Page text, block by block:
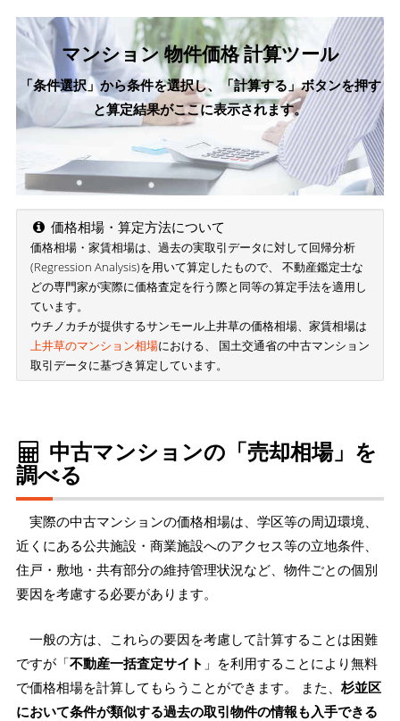
マンション 物件価格 計算ツール
「条件選択」から条件を選択し、「計算する」ボタンを押す
と算定結果がここに表示されます。
価格相場・算定方法について
価格相場・家賃相場は、過去の実取引データに対して回帰分析
(Regression Analysis)を用いて算定したもので、 不動産鑑定士な
どの専門家が実際に価格査定を行う際と同等の算定手法を適用し
ています。
ウチノカチが提供するサンモール上井草の価格相場、家賃相場は
上井草のマンション相場における、 国土交通省の中古マンション
取引データに基づき算定しています。
中古マンションの「売却相場」を
調べる
実際の中古マンションの価格相場は、学区等の周辺環境、
近くにある公共施設・商業施設へのアクセス等の立地条件、
住戸・敷地・共有部分の維持管理状況など、物件ごとの個別
要因を考慮する必要があります。
一般の方は、これらの要因を考慮して計算することは困難
ですが「不動産一括査定サイト 」を利用することにより無料
で価格相場を計算してもらうことができます。 また、 杉並区
において条件が類似する過去の取引物件の情報も入手できる